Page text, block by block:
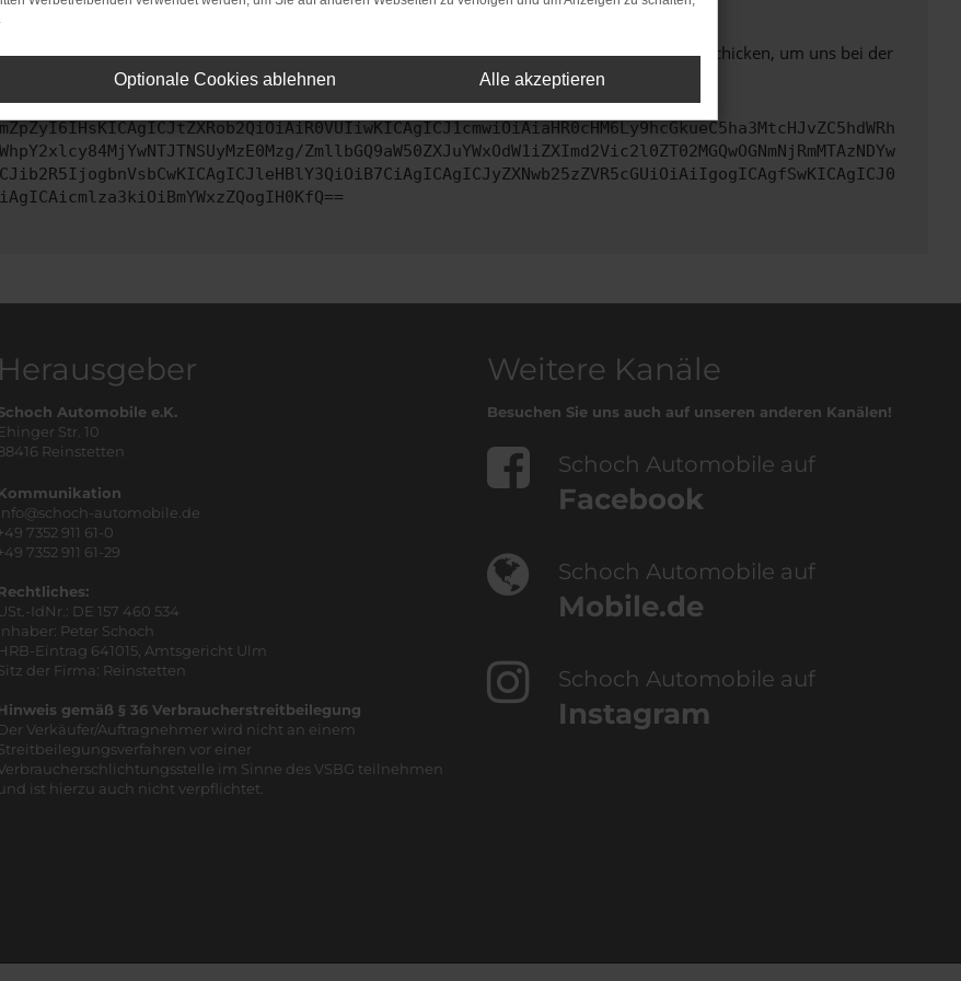
uns bitte. Wir werden versuchen, das Problem zu beheben. Du kannst uns diesen Text schicken, um uns bei der
ZmllbGQ9aW50ZXJuYWxOdW1iZXImd2Vic2l0ZT02MGQwOGNmNjRmMTAzNDYw
Herausgeber
Automobile e.K.
Ehinger Str. 10
Reinstetten
automobile.de
7352 911 61-0
7352 911 61-29
USt.-IdNr.: DE 157 460 534
Inhaber: Peter Schoch
HRB-Eintrag 641015, Amtsgericht Ulm
der Firma: Reinstetten
gemäß § 36 Verbraucherstreitbeilegung
Der Verkäufer/Auftragnehmer wird nicht an einem
vor einer
im Sinne des VSBG teilnehmen
ist hierzu auch nicht verpflichtet.
Weitere Kanäle
Besuchen Sie uns auch auf unseren anderen Kanälen!
Schoch Automobile auf
Facebook
Schoch Automobile auf
Mobile.de
Schoch Automobile auf
Instagram
Optionale Cookies ablehnen Alle akzeptieren